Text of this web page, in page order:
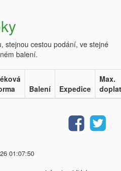
stejnou cestou podání, ve stejné
balení.
Balení Expedice
Max.
01:07:50